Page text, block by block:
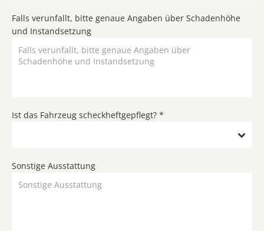
Falls verunfallt, bitte genaue Angaben über Schadenhöhe
und Instandsetzung
Ist das Fahrzeug scheckheftgepflegt? *
Sonstige Ausstattung